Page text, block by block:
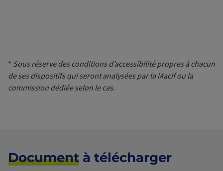
Document à télécharger
* Sous réserve des conditions d’accessibilité propres à chacun
de ses dispositifs qui seront analysées par la Macif ou la
commission dédiée selon le cas.